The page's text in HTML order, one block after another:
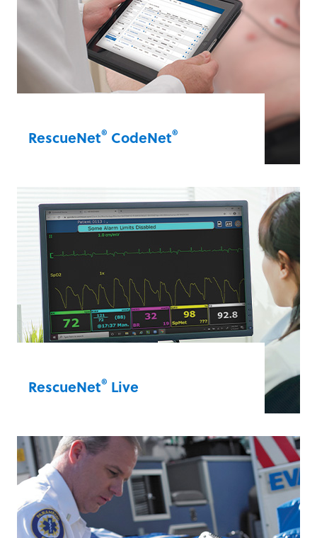
RescueNet® CodeNet®
CodeWriter 和 CaseReview 的所有優點，可
將來自 CodeWriter 的筆記直接整合至
CaseReview 的資料管理軟體中。
RescueNet® CodeNet®
RescueNet® Live
照護決策。使用 RescueNet Live，臨床醫師
可以檢視來自 ZOLL X Series Advanced 的
即時資料，緊急醫療服務 (EMS) 團隊正是使
用這些資料來提供患者照護。相信
RescueNet Live 可以在各種情況下協助您提
供更佳照護。